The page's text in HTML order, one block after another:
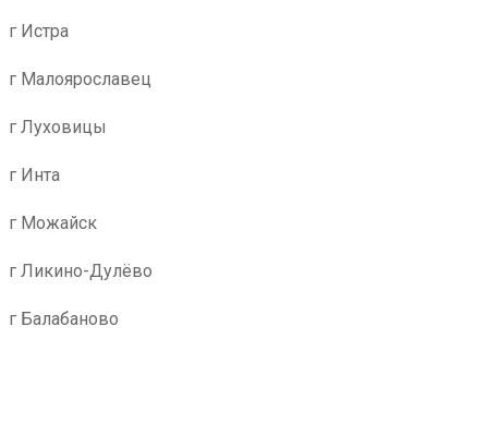
г Истра
г Малоярославец
г Луховицы
г Инта
г Можайск
г Ликино-Дулёво
г Балабаново